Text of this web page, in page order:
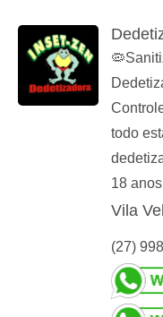
todo
18
Vila
(27)